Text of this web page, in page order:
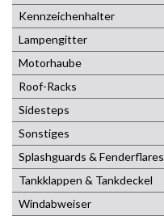
Kennzeichenhalter
Lampengitter
Motorhaube
Roof-Racks
Sidesteps
Sonstiges
Splashguards & Fenderflares
Tankklappen & Tankdeckel
Windabweiser